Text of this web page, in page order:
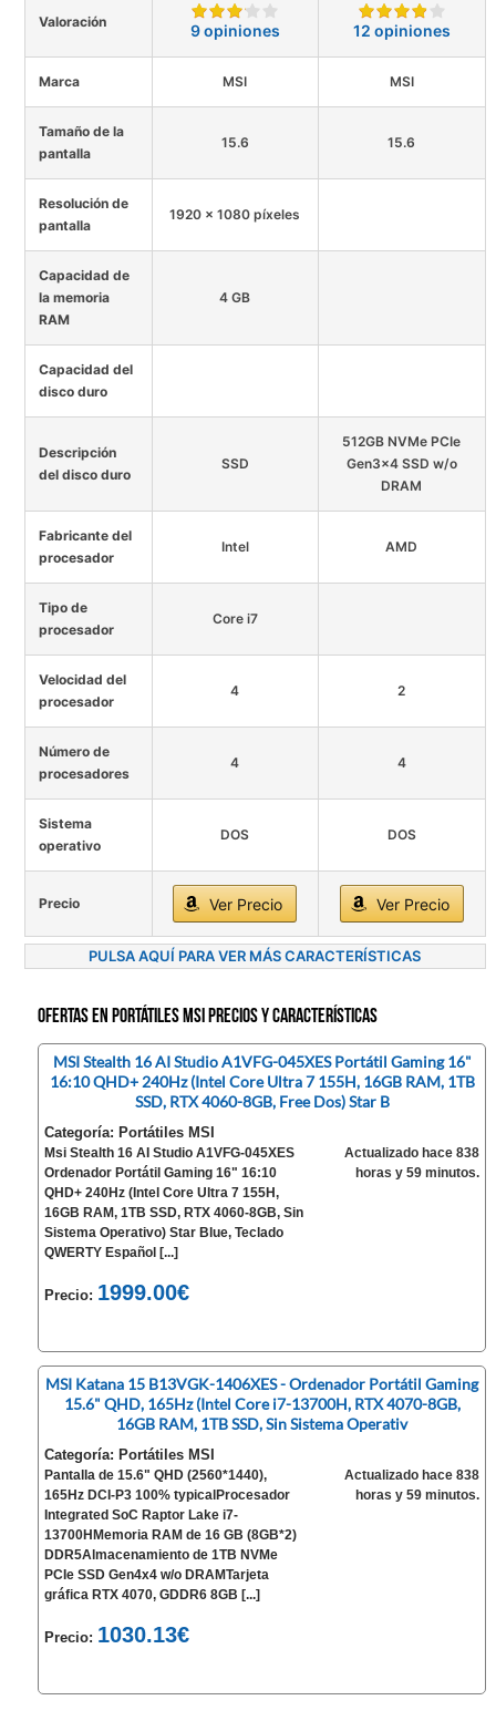
Valoración 9 opiniones 12 opiniones
Marca MSI MSI
Tamaño de la
pantalla
15.6 15.6
Resolución de
pantalla
1920 x 1080 píxeles
Capacidad de
la memoria
RAM
4 GB
Capacidad del
disco duro
Descripción
del disco duro
SSD
512GB NVMe PCIe
Gen3x4 SSD w/o
DRAM
Fabricante del
procesador
Intel AMD
Tipo de
procesador
Core i7
Velocidad del
procesador
4 2
Número de
procesadores
4 4
Sistema
operativo
DOS DOS
Precio Ver Precio Ver Precio
PULSA AQUÍ PARA VER MÁS CARACTERÍSTICAS
Ofertas en Portátiles MSI precios y características
MSI Stealth 16 AI Studio A1VFG-045XES Portátil Gaming 16"
16:10 QHD+ 240Hz (Intel Core Ultra 7 155H, 16GB RAM, 1TB
SSD, RTX 4060-8GB, Free Dos) Star B
Categoría: Portátiles MSI
Msi Stealth 16 AI Studio A1VFG-045XES
Ordenador Portátil Gaming 16" 16:10
QHD+ 240Hz (Intel Core Ultra 7 155H,
16GB RAM, 1TB SSD, RTX 4060-8GB, Sin
Sistema Operativo) Star Blue, Teclado
QWERTY Español [...]
Precio: 1999.00€
Actualizado hace 838
horas y 59 minutos.
MSI Katana 15 B13VGK-1406XES - Ordenador Portátil Gaming
15.6" QHD, 165Hz (Intel Core i7-13700H, RTX 4070-8GB,
16GB RAM, 1TB SSD, Sin Sistema Operativ
Categoría: Portátiles MSI
Pantalla de 15.6" QHD (2560*1440),
165Hz DCI-P3 100% typicalProcesador
Integrated SoC Raptor Lake i7-
13700HMemoria RAM de 16 GB (8GB*2)
DDR5Almacenamiento de 1TB NVMe
PCIe SSD Gen4x4 w/o DRAMTarjeta
gráfica RTX 4070, GDDR6 8GB [...]
Precio: 1030.13€
Actualizado hace 838
horas y 59 minutos.